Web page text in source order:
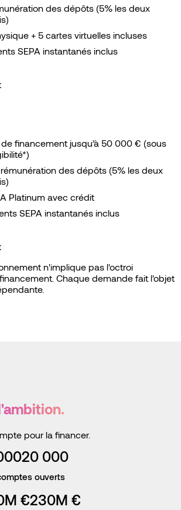
des dépôts (5% les deux
+ 5 cartes virtuelles incluses
SEPA instantanés inclus
financement jusqu’à 50 000 € (sous
rémunération des dépôts (5% les deux
Platinum avec crédit
SEPA instantanés inclus
n'implique pas l'octroi
Chaque demande fait l'objet
pour la financer.
20 000
ouverts
€230M €